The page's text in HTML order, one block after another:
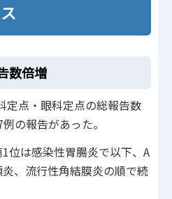
数倍増
点・眼科定点の総報告数
の報告があった。
位は感染性胃腸炎で以下、A
、流行性角結膜炎の順で続